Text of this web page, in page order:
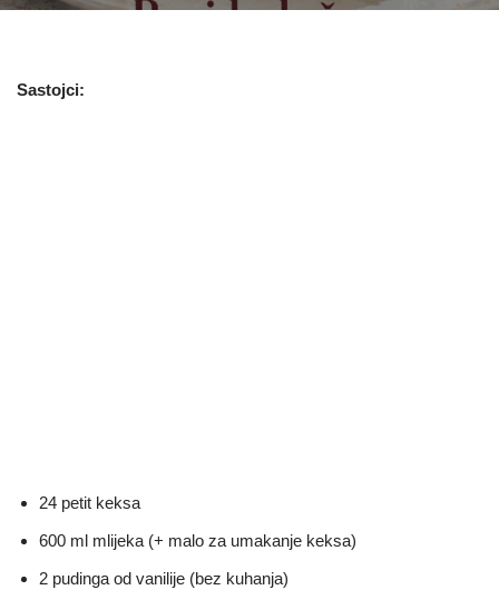
Sastojci:
24 petit keksa
600 ml mlijeka (+ malo za umakanje keksa)
2 pudinga od vanilije (bez kuhanja)